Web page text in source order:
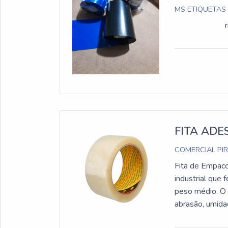
MS ETIQUETAS
FITA
COMERCIAL
Fita de
industrial que
peso médio.
abrasão,